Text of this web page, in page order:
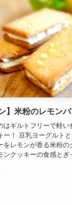
】米粉のレモン
はギルトフリーで軽
ー！ 豆乳ヨーグルト
をレモンが香る米粉の
ンクッキーの食感と